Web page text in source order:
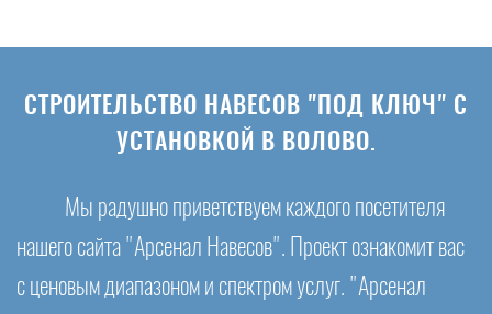
СТРОИТЕЛЬСТВО НАВЕСОВ "ПОД КЛЮЧ" С
УСТАНОВКОЙ В ВОЛОВО.
Мы радушно приветствуем каждого посетителя
нашего сайта "Арсенал Навесов". Проект ознакомит вас
с ценовым диапазоном и спектром услуг. "Арсенал